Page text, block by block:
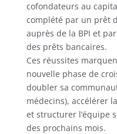
cofondateurs au
complété par un prêt
auprès de la BPI et par
des prêts bancaires.
Ces réussites
nouvelle phase de
doubler sa
médecins), accélérer
et structurer l’équipe
des prochains mois.